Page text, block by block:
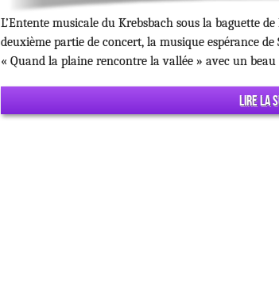
L’Entente musicale du Krebsbach sous la baguette
deuxième partie de concert, la musique espérance
« Quand la plaine rencontre la vallée » avec un
Lire la